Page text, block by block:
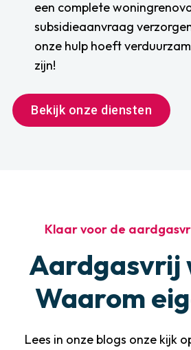
een complete
subsidieaanvraag
onze hulp hoeft
zijn!
Bekijk onze diensten
Klaar voor de
Aardgasvrij
Waarom
Lees in onze blogs onze kijk